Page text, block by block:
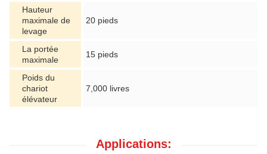
Hauteur
maximale de
levage
20 pieds
La portée
maximale
15 pieds
Poids du
chariot
élévateur
7,000 livres
Applications: